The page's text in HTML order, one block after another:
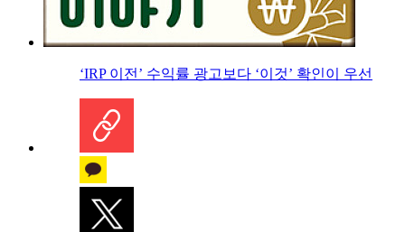
‘IRP 이전’ 수익률 광고보다 ‘이것’ 확인이 우선